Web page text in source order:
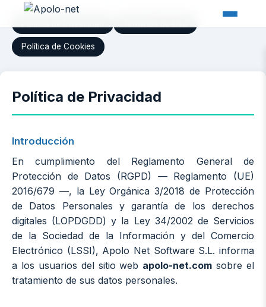
Política de Cookies
Política de Privacidad
Introducción
En cumplimiento del Reglamento General de
Protección de Datos (RGPD) — Reglamento (UE)
2016/679 —, la Ley Orgánica 3/2018 de Protección
de Datos Personales y garantía de los derechos
digitales (LOPDGDD) y la Ley 34/2002 de Servicios
de la Sociedad de la Información y del Comercio
Electrónico (LSSI), Apolo Net Software S.L. informa
a los usuarios del sitio web apolo-net.com sobre el
tratamiento de sus datos personales.